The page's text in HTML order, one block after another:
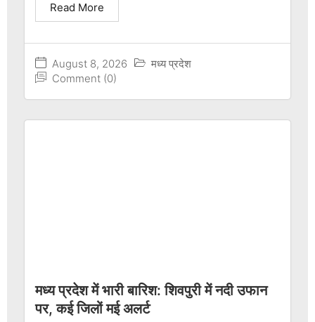
August 8, 2026
मध्य प्रदेश
Comment (0)
Read More
मध्य प्रदेश में भारी बारिश: शिवपुरी में नदी उफान
पर, कई जिलों मई अलर्ट